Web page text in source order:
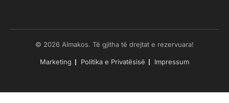
© 2026 Almakos. Të gjitha të drejtat e rezervuara!
Marketing Politika e Privatësisë Impressum